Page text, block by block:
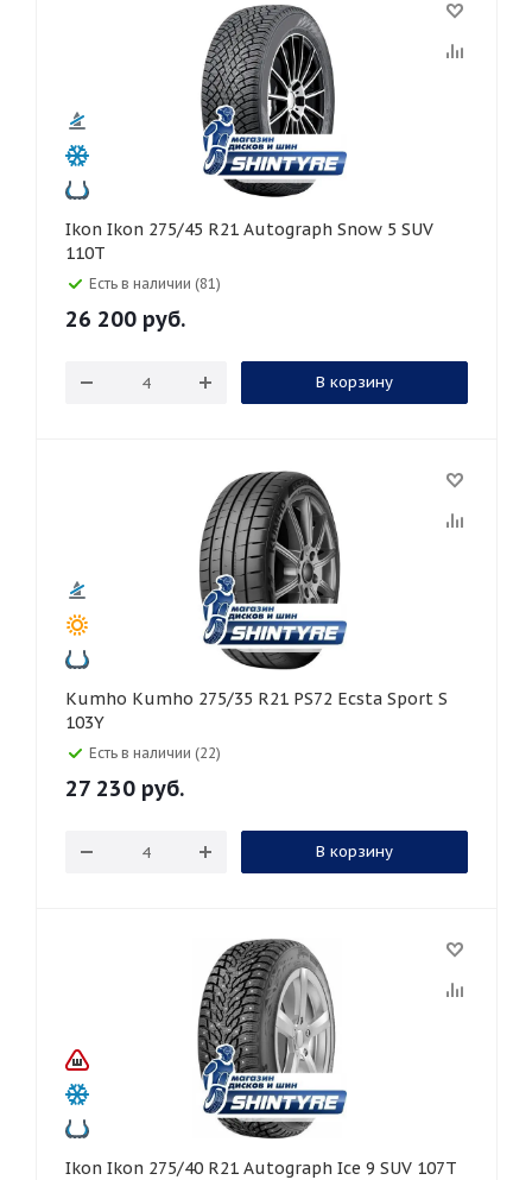
Ikon Ikon 275/45 R21 Autograph Snow 5 SUV
110T
Есть в наличии (81)
26 200 руб.
В корзину
Kumho Kumho 275/35 R21 PS72 Ecsta Sport S
103Y
Есть в наличии (22)
27 230 руб.
В корзину
Ikon Ikon 275/40 R21 Autograph Ice 9 SUV 107T